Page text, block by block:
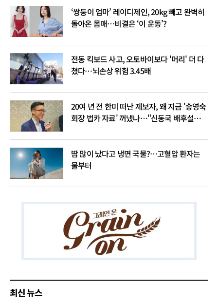
‘쌍둥이 엄마’ 레이디제인, 20kg 빼고 완벽히
돌아온 몸매…비결은 ‘이 운동’?
전동 킥보드 사고, 오토바이보다 '머리' 더 다
쳤다…뇌손상 위험 3.45배
20여 년 전 한미 떠난 제보자, 왜 지금 '송영숙
회장 법카 자료' 꺼냈나…"신동국 배후설은
땀 많이 났다고 냉면 국물?…고혈압 환자는
물부터
최신 뉴스